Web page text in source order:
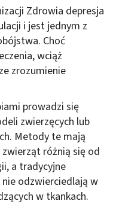
Zdrowia depresja
i jest jednym z
Choć
wciąż
zrozumienie
prowadzi się
zwierzęcych lub
Metody te mają
różnią się od
a tradycyjne
odzwierciedlają w
w tkankach.